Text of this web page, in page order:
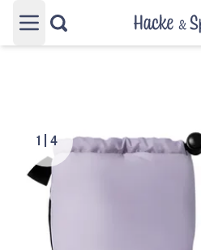
Hauptmenü öffnen
1 4